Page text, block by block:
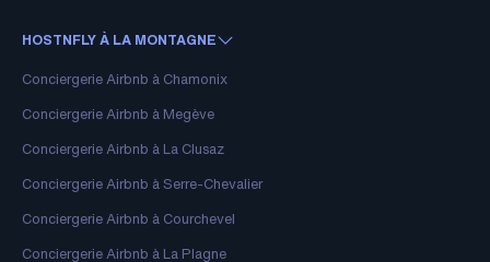
HOSTNFLY À LA MONTAGNE
Conciergerie Airbnb à Chamonix
Conciergerie Airbnb à Megève
Conciergerie Airbnb à La Clusaz
Conciergerie Airbnb à Serre-Chevalier
Conciergerie Airbnb à Courchevel
Conciergerie Airbnb à La Plagne